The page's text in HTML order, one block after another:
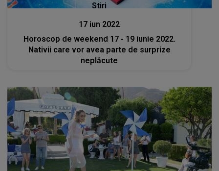
Stiri
17 iun 2022
Horoscop de weekend 17 - 19 iunie 2022.
Nativii care vor avea parte de surprize
neplăcute